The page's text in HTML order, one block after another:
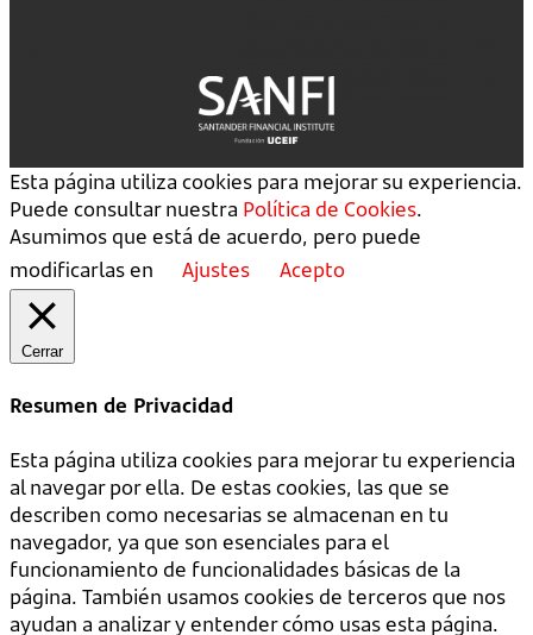
Esta página utiliza cookies para mejorar su experiencia.
Puede consultar nuestra Política de Cookies.
Asumimos que está de acuerdo, pero puede
modificarlas en
Ajustes Acepto
Cerrar
Resumen de Privacidad
Esta página utiliza cookies para mejorar tu experiencia
al navegar por ella. De estas cookies, las que se
describen como necesarias se almacenan en tu
navegador, ya que son esenciales para el
funcionamiento de funcionalidades básicas de la
página. También usamos cookies de terceros que nos
ayudan a analizar y entender cómo usas esta página.